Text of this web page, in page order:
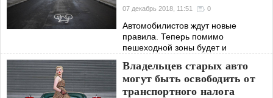
07 декабрь 2018, 11:51 0
Автомобилистов ждут новые
правила. Теперь помимо
пешеходной зоны будет и
Владельцев старых авто
могут быть освободить от
транспортного налога